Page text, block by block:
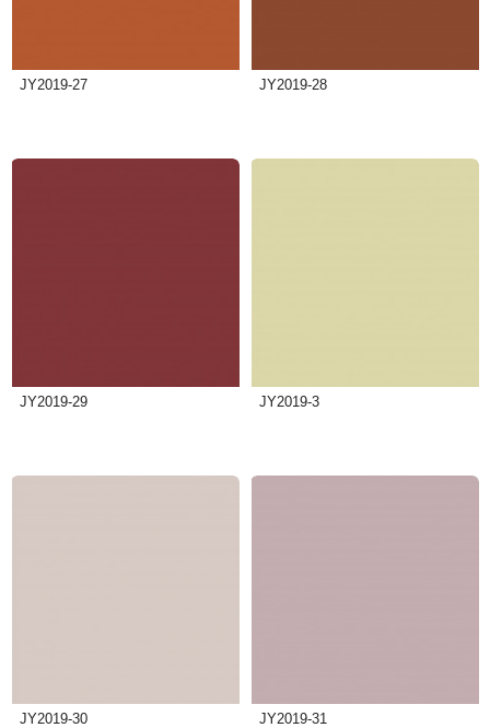
JY2019-27 JY2019-28
JY2019-29 JY2019-3
JY2019-30 JY2019-31